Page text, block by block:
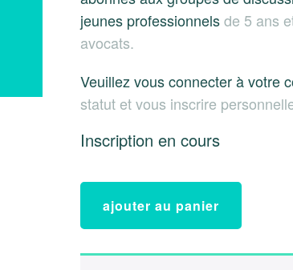
jeunes professionnelsde 5 ans
avocats.
Veuillez vous connecter à votre
statut et vous inscrire
Inscription en cours
ajouter au panier